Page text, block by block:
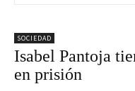
SOCIEDAD
Isabel Pantoja
en prisión